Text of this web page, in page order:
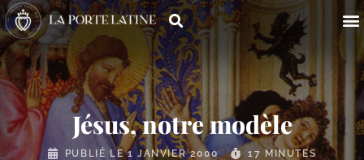
Jésus, notre modèle
PUBLIÉ LE1 JANVIER 2000 17 MINUTES